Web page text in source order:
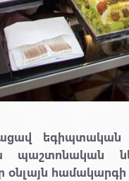
պաշտոնական
համակարգի